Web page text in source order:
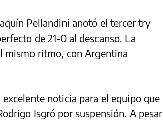
Pellandini anotó el tercer try
de 21-0 al descanso. La
mismo ritmo, con Argentina
noticia para el equipo que
Isgró por suspensión. A pesar